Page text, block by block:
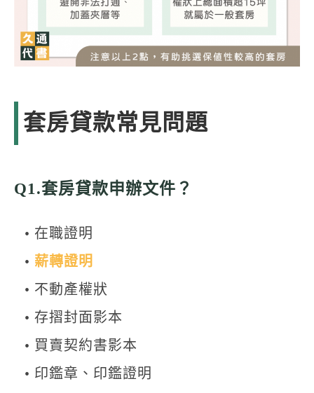
套房貸款常見問題
Q1.套房貸款申辦文件？
• 在職證明
• 薪轉證明
• 不動產權狀
• 存摺封面影本
• 買賣契約書影本
• 印鑑章、印鑑證明